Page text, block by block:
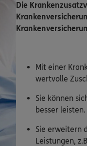
Die
Mit einer
wertvolle
Sie können
besser leisten.
Sie erweitern
Leistungen,